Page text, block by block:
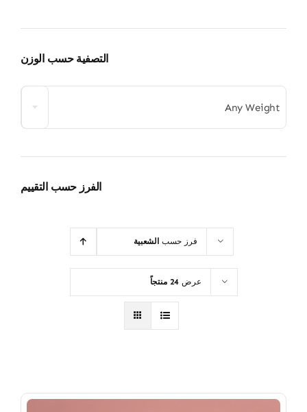
التصفية حسب الوزن
Any Weight
الفرز حسب التقييم
فرز حسبالشعبية
عرض 24 منتجاً